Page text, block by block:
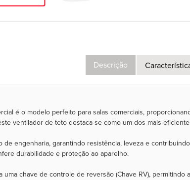
Descrição
é o modelo perfeito para salas comerciais,
ventilador de teto destaca-se como um dos mais
de engenharia, garantindo resistência, leveza e
durabilidade e proteção ao aparelho.
uma chave de controle de reversão (Chave RV),